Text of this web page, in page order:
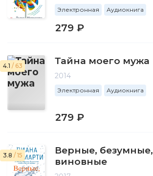
Электронная Аудиокнига
279 ₽
4.1 / 63 Тайна моего мужа
2014
Электронная Аудиокнига
279 ₽
3.8 / 15
Верные, безумные,
виновные